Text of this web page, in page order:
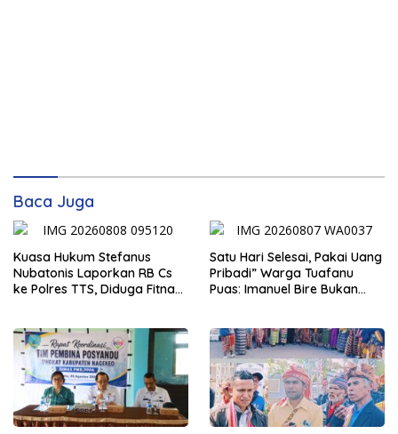
Baca Juga
Kuasa Hukum Stefanus
Nubatonis Laporkan RB Cs
ke Polres TTS, Diduga Fitnah
Satu Hari Selesai, Pakai Uang
Pribadi” Warga Tuafanu
Puas: Imanuel Bire Bukan